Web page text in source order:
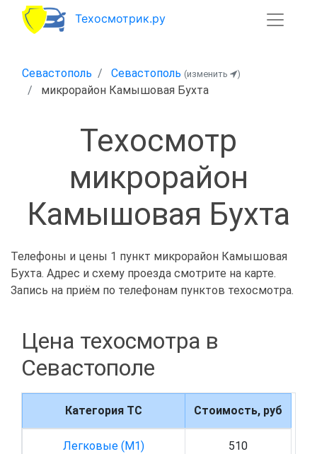
Техосмотрик.ру
Севастополь Севастополь (изменить )
микрорайон Камышовая Бухта
Техосмотр
микрорайон
Камышовая Бухта
Телефоны и цены 1 пункт микрорайон Камышовая
Бухта. Адрес и схему проезда смотрите на карте.
Запись на приём по телефонам пунктов техосмотра.
Цена техосмотра в
Севастополе
Категория ТС Стоимость, руб
Легковые (M1) 510